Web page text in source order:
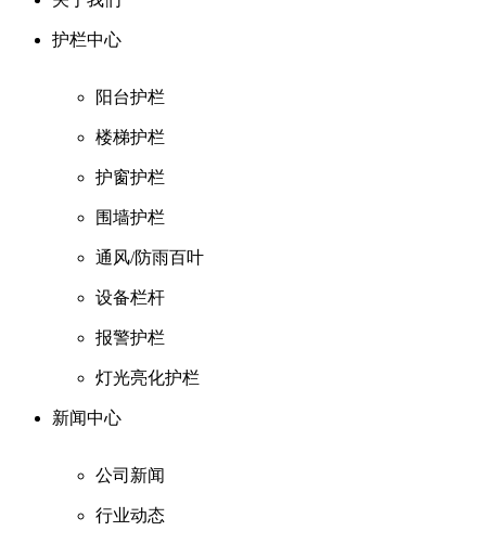
护栏中心
阳台护栏
楼梯护栏
护窗护栏
围墙护栏
通风/防雨百叶
设备栏杆
报警护栏
灯光亮化护栏
新闻中心
公司新闻
行业动态